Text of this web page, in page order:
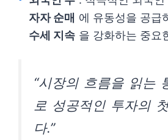
자자 순매
수세 지속
에 유동성을 공급
을 강화하는 중요
“시장의 흐름을 읽는
로 성공적인 투자의
다.”